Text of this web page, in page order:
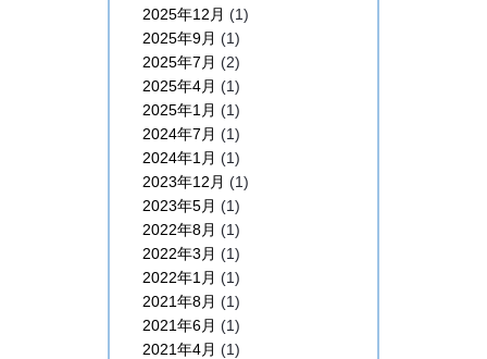
2025年12月 (1)
2025年9月 (1)
2025年7月 (2)
2025年4月 (1)
2025年1月 (1)
2024年7月 (1)
2024年1月 (1)
2023年12月 (1)
2023年5月 (1)
2022年8月 (1)
2022年3月 (1)
2022年1月 (1)
2021年8月 (1)
2021年6月 (1)
2021年4月 (1)